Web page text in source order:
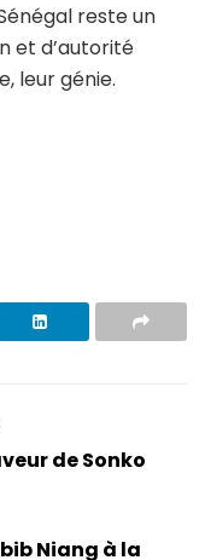
reste un
et d’autorité
leur génie.
de Sonko
Niang à la